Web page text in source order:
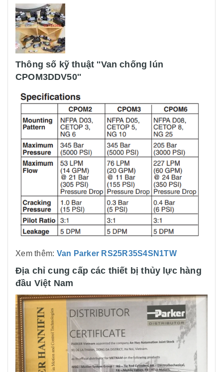
Thông số kỹ thuật ''Van chống lún
CPOM3DDV50''
Xem thêm: Van Parker RS25R35S4SN1TW
Địa chỉ cung cấp các thiết bị thủy lực hàng
đầu Việt Nam